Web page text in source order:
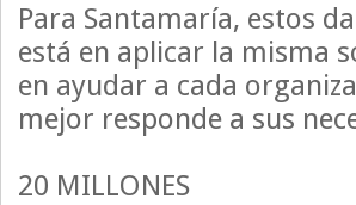
Para Santamaría, estos
está en aplicar la misma
en ayudar a cada
mejor responde a sus
20 MILLONES